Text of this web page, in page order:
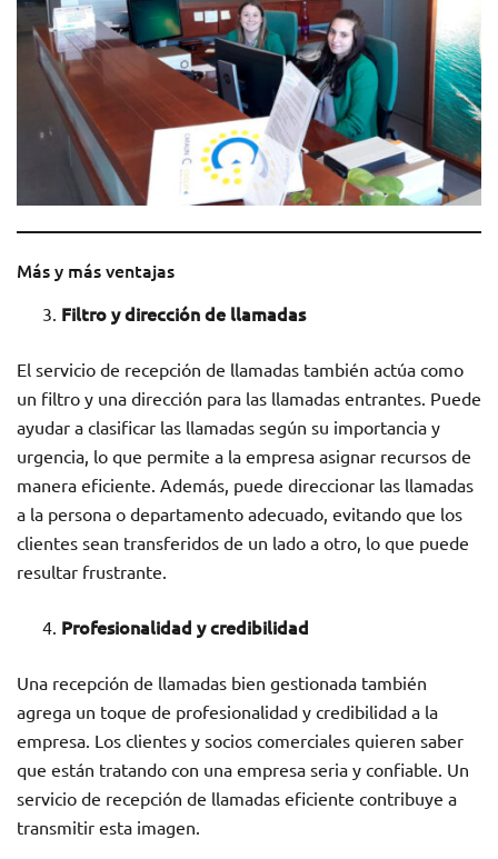
Más y más ventajas
Filtro y dirección de llamadas
El servicio de recepción de llamadas también actúa como
un filtro y una dirección para las llamadas entrantes. Puede
ayudar a clasificar las llamadas según su importancia y
urgencia, lo que permite a la empresa asignar recursos de
manera eficiente. Además, puede direccionar las llamadas
a la persona o departamento adecuado, evitando que los
clientes sean transferidos de un lado a otro, lo que puede
resultar frustrante.
Profesionalidad y credibilidad
Una recepción de llamadas bien gestionada también
agrega un toque de profesionalidad y credibilidad a la
empresa. Los clientes y socios comerciales quieren saber
que están tratando con una empresa seria y confiable. Un
servicio de recepción de llamadas eficiente contribuye a
transmitir esta imagen.